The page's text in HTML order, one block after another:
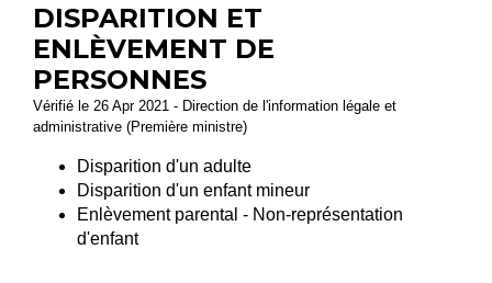
DISPARITION ET
ENLÈVEMENT DE
PERSONNES
Vérifié le 26 Apr 2021 - Direction de l'information légale et
administrative (Première ministre)
Disparition d'un adulte
Disparition d'un enfant mineur
Enlèvement parental - Non-représentation
d'enfant